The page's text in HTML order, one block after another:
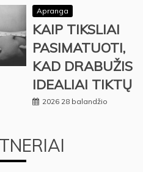
Apranga
KAIP TIKSLIAI
PASIMATUOTI,
KAD DRABUŽIS
IDEALIAI TIKTŲ
2026 28 balandžio